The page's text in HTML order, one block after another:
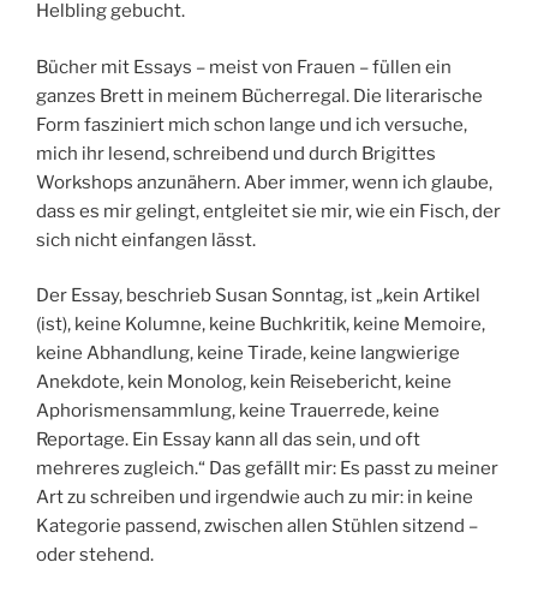
Helbling gebucht.
Bücher mit Essays – meist von Frauen – füllen ein
ganzes Brett in meinem Bücherregal. Die literarische
Form fasziniert mich schon lange und ich versuche,
mich ihr lesend, schreibend und durch Brigittes
Workshops anzunähern. Aber immer, wenn ich glaube,
dass es mir gelingt, entgleitet sie mir, wie ein Fisch, der
sich nicht einfangen lässt.
Der Essay, beschrieb Susan Sonntag, ist „kein Artikel
(ist), keine Kolumne, keine Buchkritik, keine Memoire,
keine Abhandlung, keine Tirade, keine langwierige
Anekdote, kein Monolog, kein Reisebericht, keine
Aphorismensammlung, keine Trauerrede, keine
Reportage. Ein Essay kann all das sein, und oft
mehreres zugleich.“ Das gefällt mir: Es passt zu meiner
Art zu schreiben und irgendwie auch zu mir: in keine
Kategorie passend, zwischen allen Stühlen sitzend –
oder stehend.